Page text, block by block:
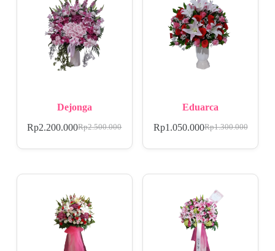
Dejonga
Rp2.500.000
Rp2.200.000
Eduarca
Rp1.300.000
Rp1.050.000